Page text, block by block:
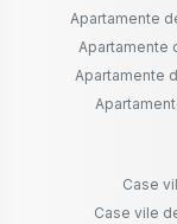
Apartamente
Apartamente
Apartamente
Case
Case vile